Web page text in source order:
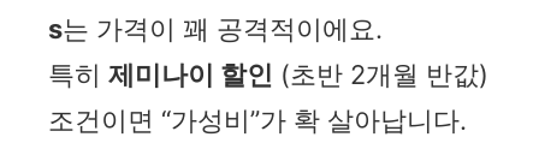
s는 가격이 꽤 공격적이에요.
특히 제미나이 할인 (초반 2개월 반값)
조건이면 “가성비”가 확 살아납니다.